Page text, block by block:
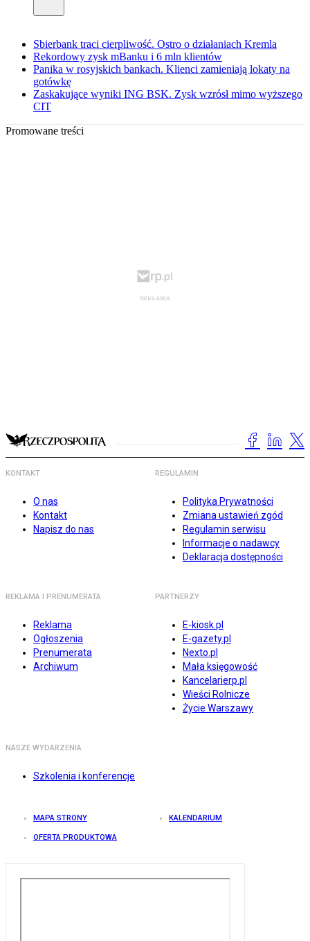
Sbierbank traci cierpliwość. Ostro o działaniach Kremla
Rekordowy zysk mBanku i 6 mln klientów
Panika w rosyjskich bankach. Klienci zamieniają lokaty na
gotówkę
Zaskakujące wyniki ING BSK. Zysk wzrósł mimo wyższego
CIT
Promowane treści
KONTAKT
O nas
Kontakt
Napisz do nas
REGULAMIN
Polityka Prywatności
Zmiana ustawień zgód
Regulamin serwisu
Informacje o nadawcy
Deklaracja dostępności
REKLAMA I PRENUMERATA
Reklama
Ogłoszenia
Prenumerata
Archiwum
PARTNERZY
E-kiosk.pl
E-gazety.pl
Nexto.pl
Mała księgowość
Kancelarierp.pl
Wieści Rolnicze
Życie Warszawy
NASZE WYDARZENIA
Szkolenia i konferencje
MAPA STRONY KALENDARIUM
OFERTA PRODUKTOWA